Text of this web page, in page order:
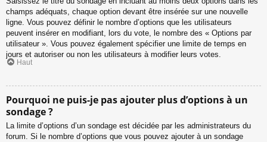
champs adéquats, chaque option devant être insérée sur une nouvelle
ligne. Vous pouvez définir le nombre d’options que les utilisateurs
peuvent insérer en modifiant, lors du vote, le nombre des « Options par
utilisateur ». Vous pouvez également spécifier une limite de temps en
jours et autoriser ou non les utilisateurs à modifier leurs votes.
Haut
Pourquoi ne puis-je pas ajouter plus d’options à un
sondage ?
La limite d’options d’un sondage est décidée par les administrateurs du
forum. Si le nombre d’options que vous pouvez ajouter à un sondage